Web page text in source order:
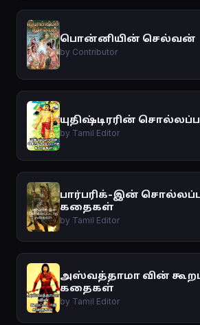
பொன்னியின் செல்வன்
by Contributor
யுதிஷ்டிரரின்
by Tamil Editor
பார்பரிக்-இன்
கதைகள்
by Tamil Editor
அஸ்வத்தாமா வின்
கதைகள்
by Tamil Editor